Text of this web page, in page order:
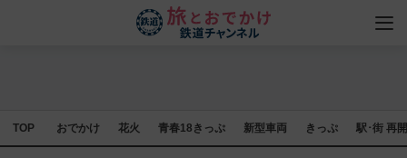
TOP おでかけ 花火 青春18きっぷ 新型車両 きっぷ 駅･街 再